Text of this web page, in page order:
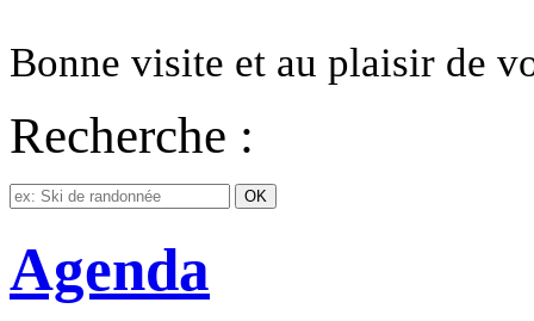
Bonne visite et au plaisir de
Recherche :
Agenda